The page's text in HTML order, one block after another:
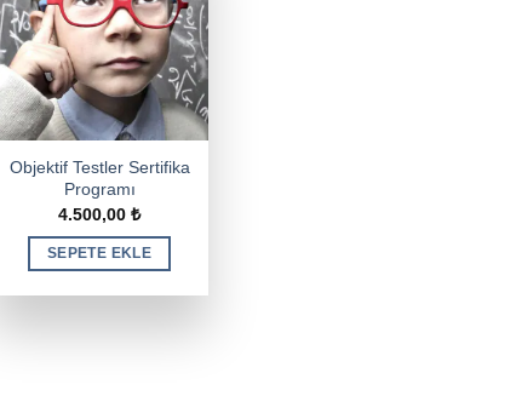
Objektif Testler Sertifika
Programı
4.500,00 ₺
SEPETE EKLE